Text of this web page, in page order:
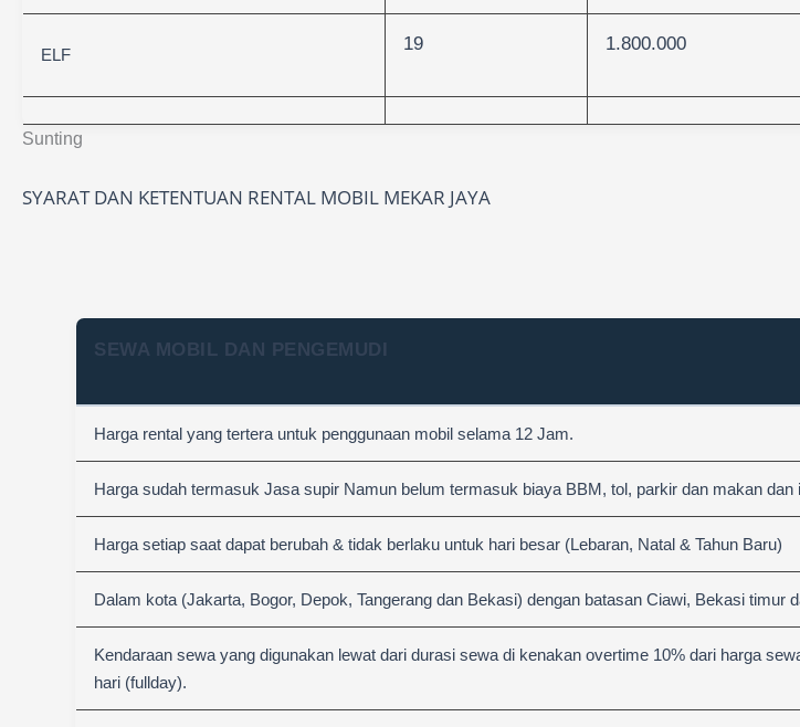
Sunting
ELF
19 1.800.000
SYARAT DAN KETENTUAN RENTAL MOBIL MEKAR JAYA
SEWA MOBIL DAN PENGEMUDI
Harga rental yang tertera untuk penggunaan mobil selama 12 Jam.
Harga sudah termasuk Jasa supir Namun belum termasuk biaya BBM, tol, parkir dan makan dan
Harga setiap saat dapat berubah & tidak berlaku untuk hari besar (Lebaran, Natal & Tahun Baru)
Dalam kota (Jakarta, Bogor, Depok, Tangerang dan Bekasi) dengan batasan Ciawi, Bekasi timur
Kendaraan sewa yang digunakan lewat dari durasi sewa di kenakan overtime 10% dari harga
hari (fullday).